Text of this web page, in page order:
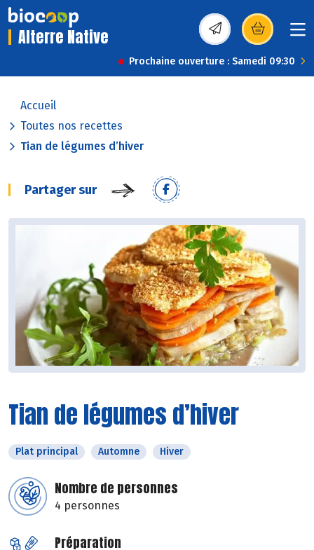
Alterre Native (s’ouvre dans une
Prochaine ouverture : Samedi 09:30
Accueil
Toutes nos recettes
Tian de légumes d’hiver
Partager sur
Tian de légumes d’hiver
Plat principal Automne Hiver
Nombre de personnes
4 personnes
Préparation